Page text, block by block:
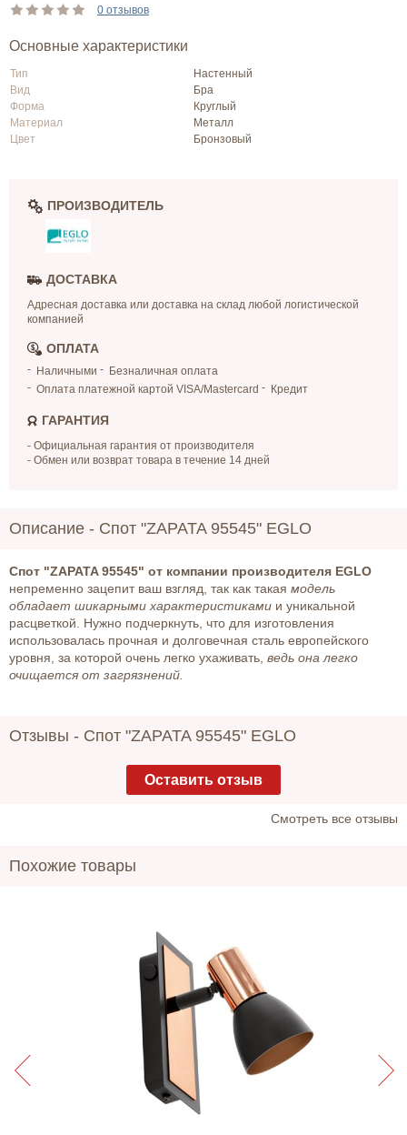
0 отзывов
Основные характеристики
Тип
Настенный
Вид
Бра
Форма
Круглый
Материал
Металл
Цвет
Бронзовый
ПРОИЗВОДИТЕЛЬ
ДОСТАВКА
Адресная доставка или доставка на склад любой логистической
компанией
ОПЛАТА
Наличными
Безналичная оплата
Оплата платежной картой VISA/Mastercard
Кредит
ГАРАНТИЯ
- Официальная гарантия от производителя
- Обмен или возврат товара в течение 14 дней
Описание - Спот "ZAPATA 95545" EGLO
Спот "ZAPATA 95545" от компании производителя EGLO
непременно зацепит ваш взгляд, так как такая модель
обладает шикарными характеристиками и уникальной
расцветкой. Нужно подчеркнуть, что для изготовления
использовалась прочная и долговечная сталь европейского
уровня, за которой очень легко ухаживать, ведь она легко
очищается от загрязнений.
Отзывы - Спот "ZAPATA 95545" EGLO
Оставить отзыв
Cмотреть все отзывы
Похожие товары